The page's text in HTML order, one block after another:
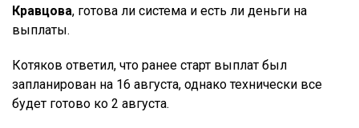
Кравцова, готова ли система и есть ли деньги на
выплаты.
Котяков ответил, что ранее старт выплат был
запланирован на 16 августа, однако технически все
будет готово ко 2 августа.